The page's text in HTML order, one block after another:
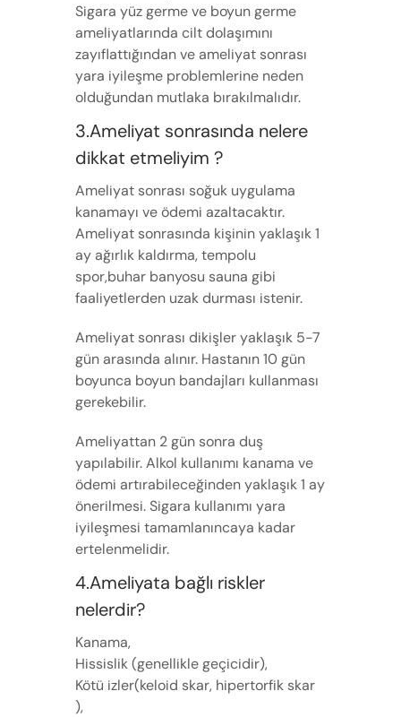
Sigara yüz germe ve boyun germe
ameliyatlarında cilt dolaşımını
zayıflattığından ve ameliyat sonrası
yara iyileşme problemlerine neden
olduğundan mutlaka bırakılmalıdır.
3.Ameliyat sonrasında nelere
dikkat etmeliyim ?
Ameliyat sonrası soğuk uygulama
kanamayı ve ödemi azaltacaktır.
Ameliyat sonrasında kişinin yaklaşık 1
ay ağırlık kaldırma, tempolu
spor,buhar banyosu sauna gibi
faaliyetlerden uzak durması istenir.
Ameliyat sonrası dikişler yaklaşık 5-7
gün arasında alınır. Hastanın 10 gün
boyunca boyun bandajları kullanması
gerekebilir.
Ameliyattan 2 gün sonra duş
yapılabilir. Alkol kullanımı kanama ve
ödemi artırabileceğinden yaklaşık 1 ay
önerilmesi. Sigara kullanımı yara
iyileşmesi tamamlanıncaya kadar
ertelenmelidir.
4.Ameliyata bağlı riskler
nelerdir?
Kanama,
Hissislik (genellikle geçicidir),
Kötü izler(keloid skar, hipertorfik skar
),